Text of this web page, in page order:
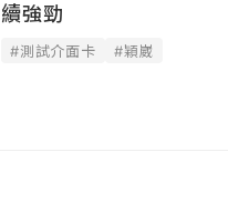
續強勁
#測試介面卡 #穎崴